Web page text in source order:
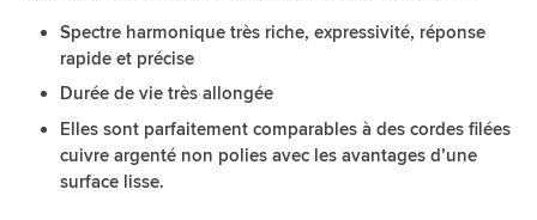
Spectre harmonique très riche, expressivité, réponse
rapide et précise
Durée de vie très allongée
Elles sont parfaitement comparables à des cordes filées
cuivre argenté non polies avec les avantages d’une
surface lisse.